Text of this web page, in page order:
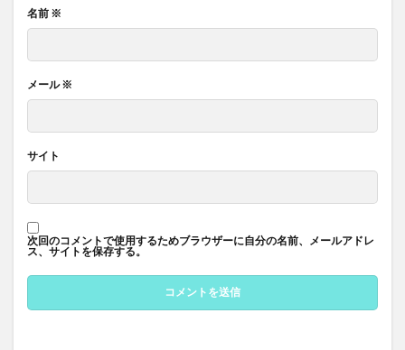
名前 ※
メール※
サイト
次回のコメントで使用するためブラウザーに自分の名前、メールアドレ
ス、サイトを保存する。